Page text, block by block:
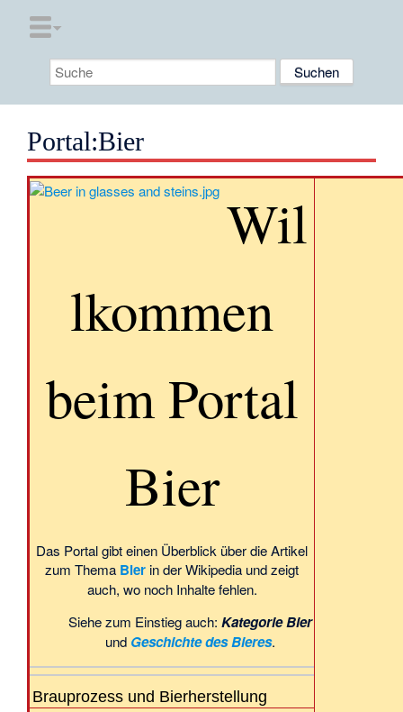
Portal:Bier
Wil
lkommen
beim Portal
Bier
Das Portalgibt einen Überblick über die Artikel
zum Thema Bier in der Wikipedia und zeigt
auch, wo noch Inhalte fehlen.
Siehe zum Einstieg auch: Kategorie Bier
und Geschichte des Bieres.
Brauprozess und Bierherstellung